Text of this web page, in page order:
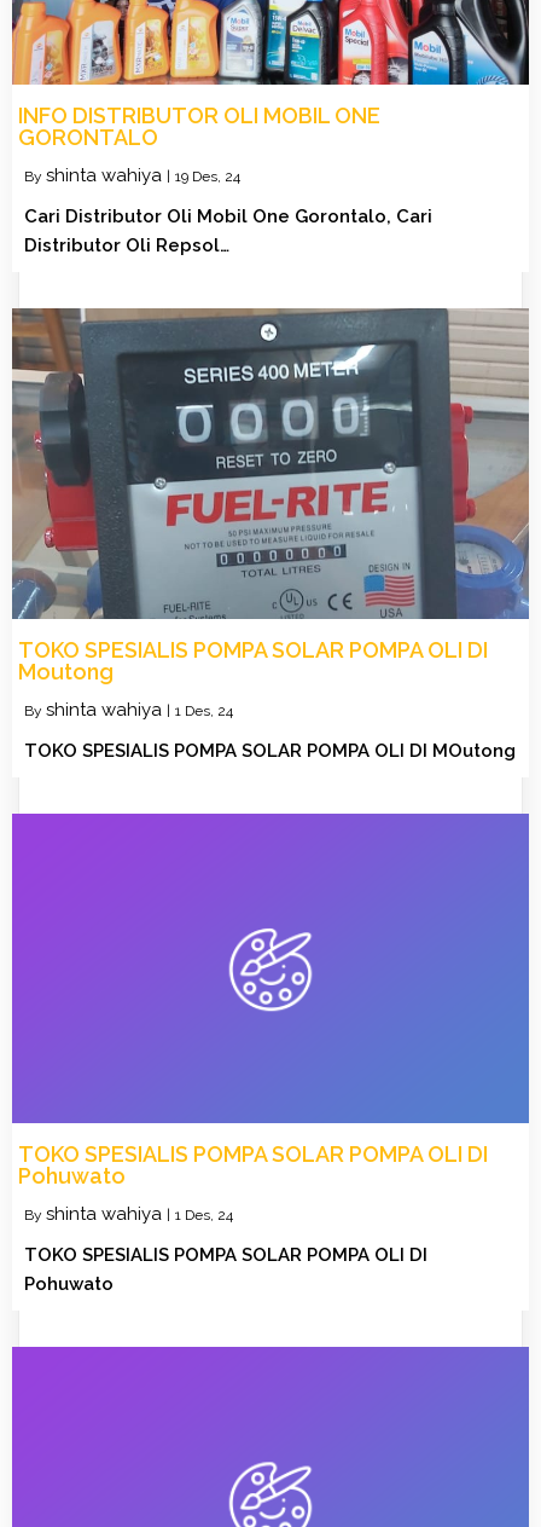
INFO DISTRIBUTOR OLI MOBIL ONE
GORONTALO
By shinta wahiya | 19 Des, 24
Cari Distributor Oli Mobil One Gorontalo, Cari
Distributor Oli Repsol…
TOKO SPESIALIS POMPA SOLAR POMPA OLI DI
Moutong
By shinta wahiya | 1 Des, 24
TOKO SPESIALIS POMPA SOLAR POMPA OLI DI MOutong
TOKO SPESIALIS POMPA SOLAR POMPA OLI DI
Pohuwato
By shinta wahiya 1 Des, 24
TOKO SPESIALIS POMPA SOLAR POMPA OLI DI
Pohuwato